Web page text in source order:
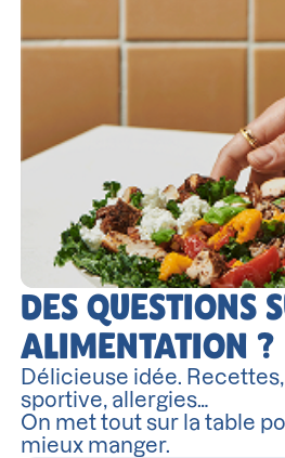
DES QUESTIONS
ALIMENTATION ?
Délicieuse idée.
sportive, allergies…
On met tout sur la table
mieux manger.